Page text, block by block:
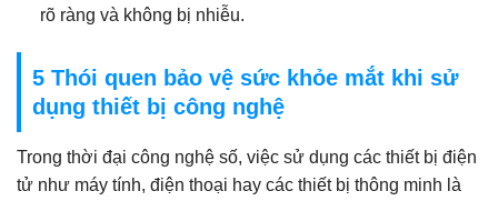
rõ ràng và không bị nhiễu.
5 Thói quen bảo vệ sức khỏe mắt khi sử
dụng thiết bị công nghệ
Trong thời đại công nghệ số, việc sử dụng các thiết bị điện
tử như máy tính, điện thoại hay các thiết bị thông minh là